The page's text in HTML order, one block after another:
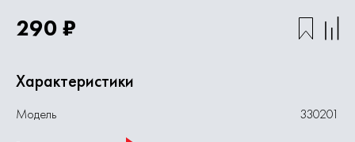
290 ₽
Характеристики
Модель 330201